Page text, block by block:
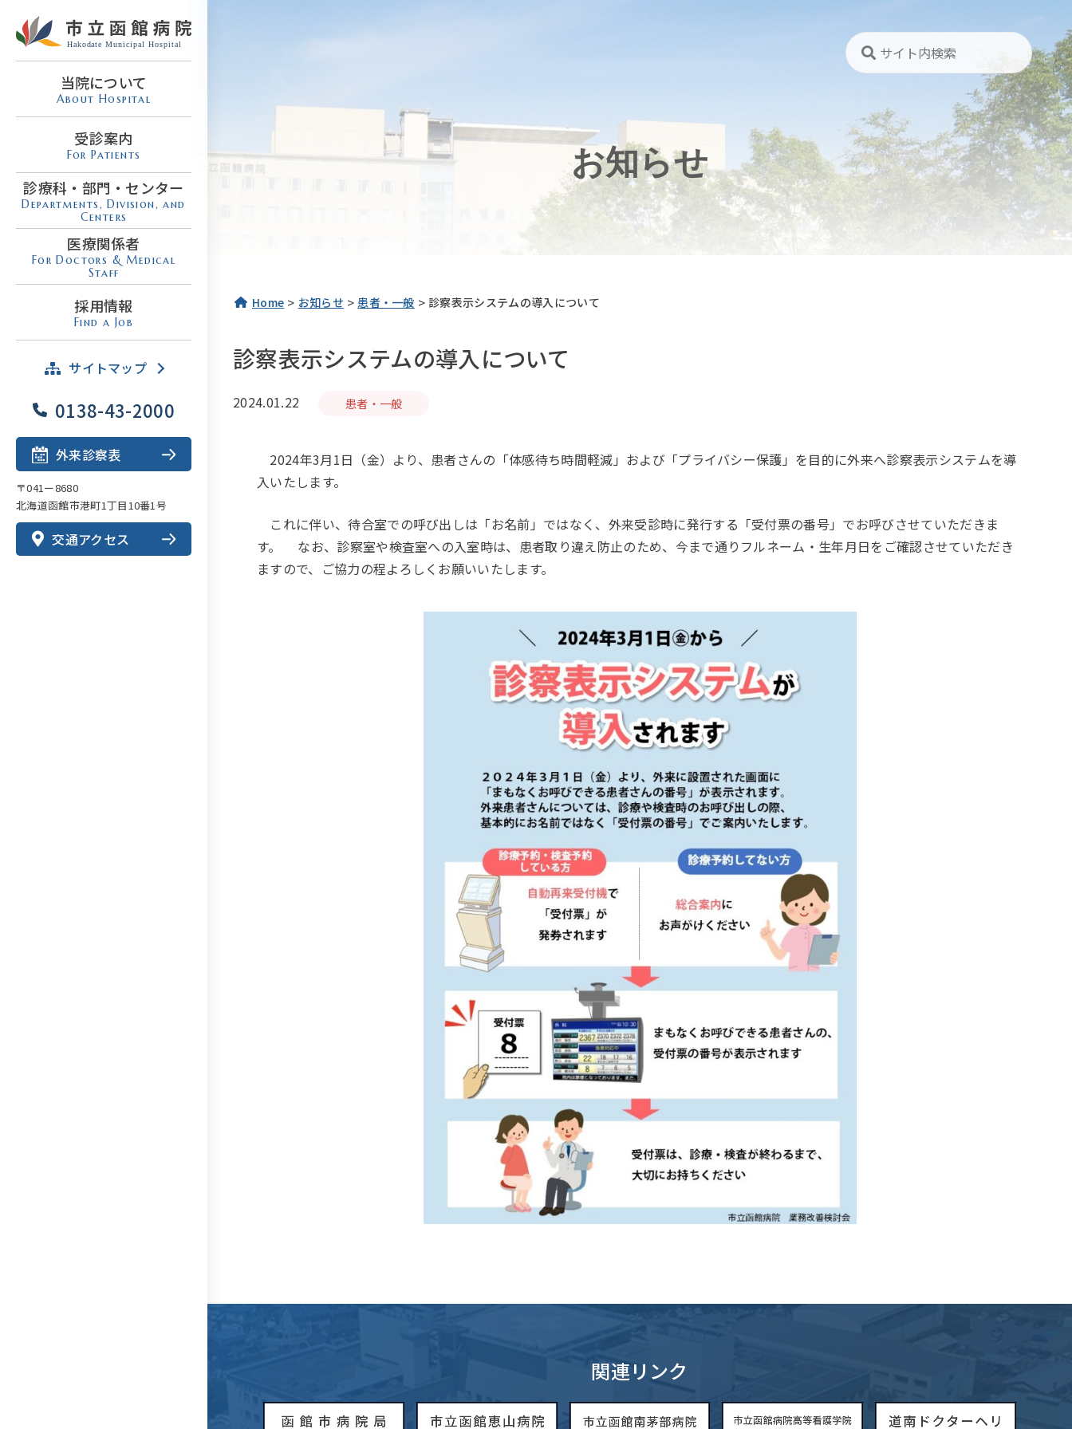
当院について
About Hospital
受診案内
For Patients
診療科・部門・センター
Departments, Division, and
Centers
医療関係者
For Doctors & Medical
Staff
採用情報
Find a Job
サイトマップ
0138-43-2000
外来診察表
〒041ー8680
北海道函館市港町1丁目10番1号
交通アクセス
お知らせ
Home > お知らせ > 患者・一般 > 診察表示システムの導入について
診察表示システムの導入について
2024.01.22 患者・一般
2024年3月1日（金）より、患者さんの「体感待ち時間軽減」および「プライバシー保護」を目的に外来へ診察表示システムを導
入いたします。
これに伴い、待合室での呼び出しは「お名前」ではなく、外来受診時に発行する「受付票の番号」でお呼びさせていただきま
す。 なお、診察室や検査室への入室時は、患者取り違え防止のため、今まで通りフルネーム・生年月日をご確認させていただき
ますので、ご協力の程よろしくお願いいたします。
関連リンク